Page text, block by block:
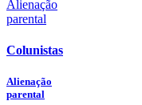
Colunistas
Alienação
parental